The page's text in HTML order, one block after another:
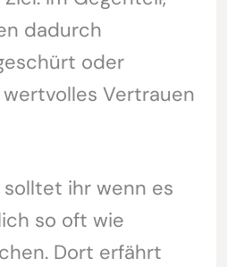
dadurch
oder
Vertrauen
ihr wenn es
so oft wie
Dort erfährt